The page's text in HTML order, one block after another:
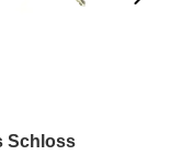
Schloss